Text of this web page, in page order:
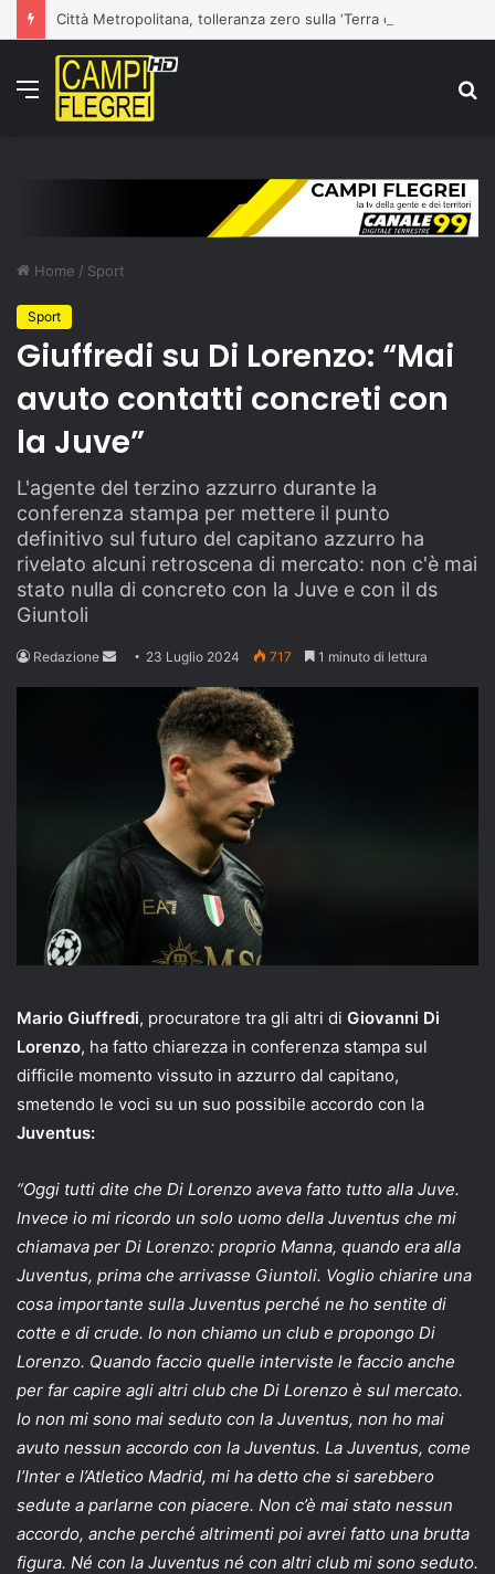
Menu
Home / Sport
Sport
Giuffredi su Di Lorenzo: “Mai
avuto contatti concreti con
la Juve”
L'agente del terzino azzurro durante la
conferenza stampa per mettere il punto
definitivo sul futuro del capitano azzurro ha
rivelato alcuni retroscena di mercato: non c'è mai
stato nulla di concreto con la Juve e con il ds
Giuntoli
Redazione
Send 23 Luglio 2024 717 1 minuto di lettura
Mario Giuffredi, procuratore tra gli altri di Giovanni Di
Lorenzo, ha fatto chiarezza in conferenza stampa sul
difficile momento vissuto in azzurro dal capitano,
smetendo le voci su un suo possibile accordo con la
Juventus:
“Oggi tutti dite che Di Lorenzo aveva fatto tutto alla Juve.
Invece io mi ricordo un solo uomo della Juventus che mi
chiamava per Di Lorenzo: proprio Manna, quando era alla
Juventus, prima che arrivasse Giuntoli. Voglio chiarire una
cosa importante sulla Juventus perché ne ho sentite di
cotte e di crude. Io non chiamo un club e propongo Di
Lorenzo. Quando faccio quelle interviste le faccio anche
per far capire agli altri club che Di Lorenzo è sul mercato.
Io non mi sono mai seduto con la Juventus, non ho mai
avuto nessun accordo con la Juventus. La Juventus, come
l’Inter e l’Atletico Madrid, mi ha detto che si sarebbero
sedute a parlarne con piacere. Non c’è mai stato nessun
accordo, anche perché altrimenti poi avrei fatto una brutta
figura. Né con la Juventus né con altri club mi sono seduto.